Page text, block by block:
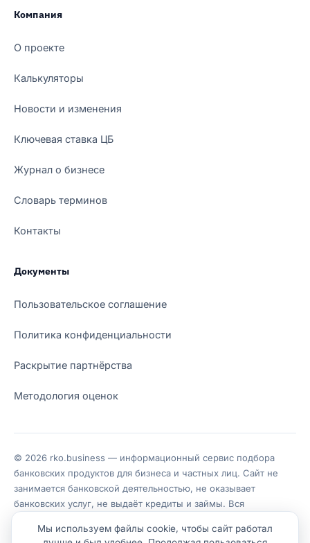
Компания
О проекте
Калькуляторы
Новости и изменения
Ключевая ставка ЦБ
Журнал о бизнесе
Словарь терминов
Контакты
Документы
Пользовательское соглашение
Политика конфиденциальности
Раскрытие партнёрства
Методология оценок
© 2026 rko.business — информационный сервис подбора
банковских продуктов для бизнеса и частных лиц. Сайт не
занимается банковской деятельностью, не оказывает
банковских услуг, не выдаёт кредиты и займы. Вся
публичной офертой или индивидуальной рекомендацией.
Мы используем файлы cookie, чтобы сайт работал